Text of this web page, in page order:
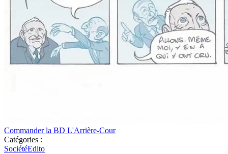
Commander la BD L'Arrière-Cour
Catégories :
SociétéEdito